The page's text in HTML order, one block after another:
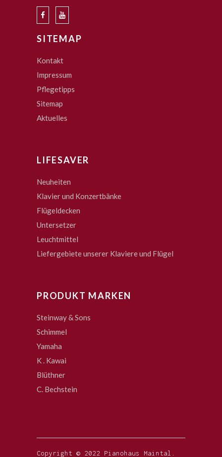
SITEMAP
Kontakt
Impressum
Pflegetipps
Sitemap
Aktuelles
LIFESAVER
Neuheiten
Klavier und Konzertbänke
Flügeldecken
Untersetzer
Leuchtmittel
Liefergebiete unserer Klaviere und Flügel
PRODUKT MARKEN
Steinway & Sons
Schimmel
Yamaha
K . Kawai
Blüthner
C. Bechstein
Copyright © 2022 Pianohaus Maintal.